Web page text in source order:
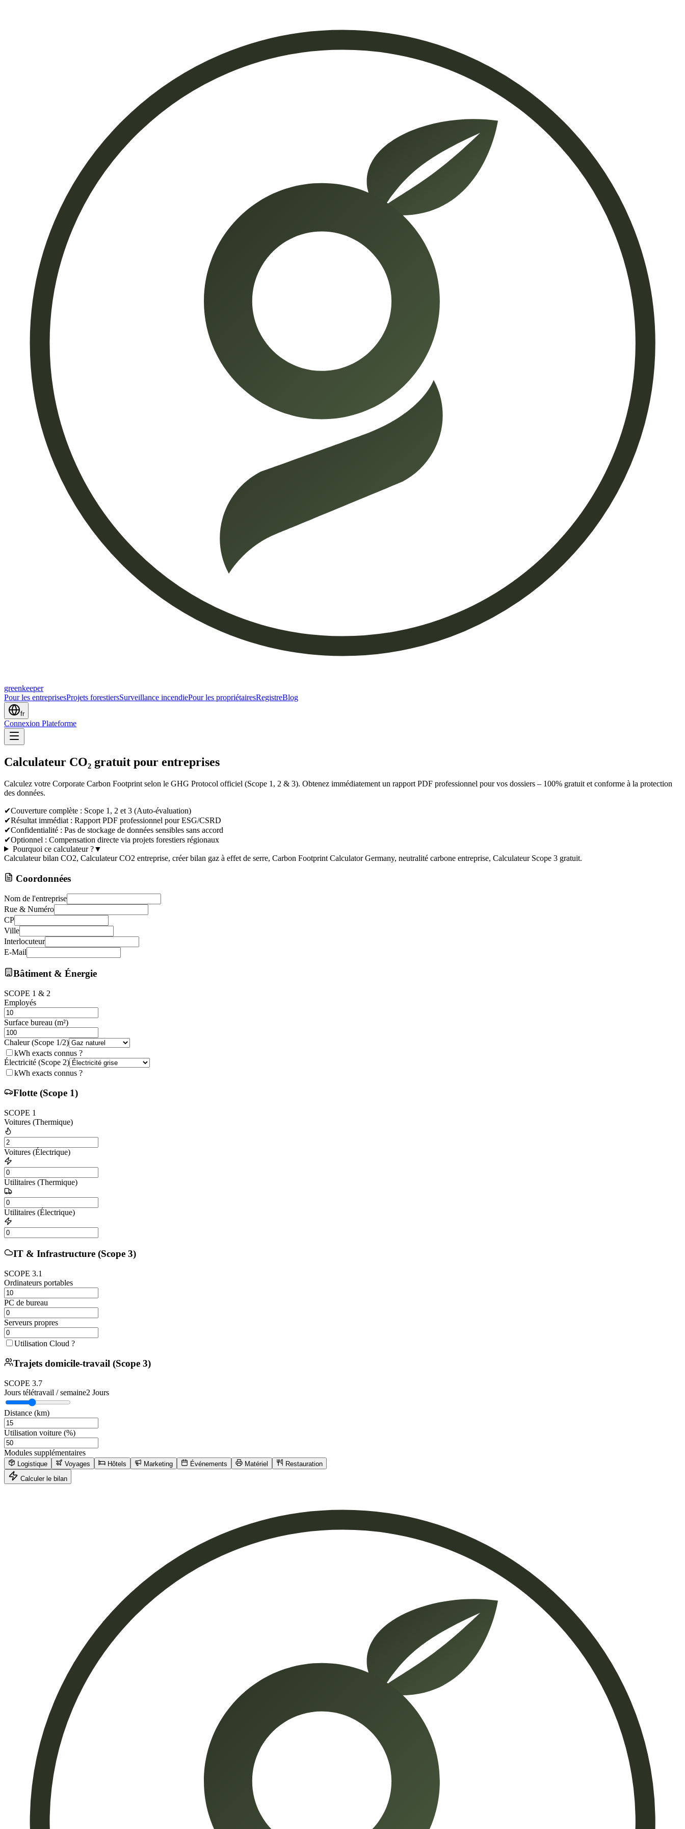
greenkeeper
Pour les entreprisesProjets forestiersSurveillance incendiePour les propriétairesRegistreBlog
fr
Connexion Plateforme
Calculateur CO₂ gratuit pour entreprises
Calculez votre Corporate Carbon Footprint selon le GHG Protocol officiel (Scope 1, 2 & 3). Obtenez immédiatement un rapport PDF professionnel pour vos dossiers – 100% gratuit et conforme à la protection
des données.
✔Couverture complète : Scope 1, 2 et 3 (Auto-évaluation)
✔Résultat immédiat : Rapport PDF professionnel pour ESG/CSRD
✔Confidentialité : Pas de stockage de données sensibles sans accord
✔Optionnel : Compensation directe via projets forestiers régionaux
Pourquoi ce calculateur ?▼
Calculateur bilan CO2, Calculateur CO2 entreprise, créer bilan gaz à effet de serre, Carbon Footprint Calculator Germany, neutralité carbone entreprise, Calculateur Scope 3 gratuit.
Coordonnées
Nom de l'entreprise
Rue & Numéro
CP
Ville
Interlocuteur
E-Mail
Bâtiment & Énergie
SCOPE 1 & 2
Employés
Surface bureau (m²)
Chaleur (Scope 1/2)
kWh exacts connus ?
Électricité (Scope 2)
kWh exacts connus ?
Flotte (Scope 1)
SCOPE 1
Voitures (Thermique)
Voitures (Électrique)
Utilitaires (Thermique)
Utilitaires (Électrique)
IT & Infrastructure (Scope 3)
SCOPE 3.1
Ordinateurs portables
PC de bureau
Serveurs propres
Utilisation Cloud ?
Trajets domicile-travail (Scope 3)
SCOPE 3.7
Jours télétravail / semaine2 Jours
Distance (km)
Utilisation voiture (%)
Modules supplémentaires
Logistique Voyages Hôtels Marketing Événements Matériel
Restauration
Calculer le bilan